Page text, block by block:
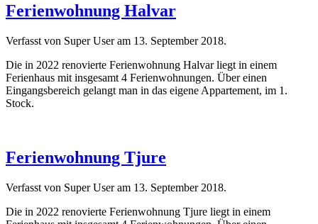
Ferienwohnung Halvar
Verfasst von Super User am 13. September 2018.
Die in 2022 renovierte Ferienwohnung Halvar liegt in einem
Ferienhaus mit insgesamt 4 Ferienwohnungen. Über einen
Eingangsbereich gelangt man in das eigene Appartement, im 1.
Stock.
Ferienwohnung Tjure
Verfasst von Super User am 13. September 2018.
Die in 2022 renovierte Ferienwohnung Tjure liegt in einem